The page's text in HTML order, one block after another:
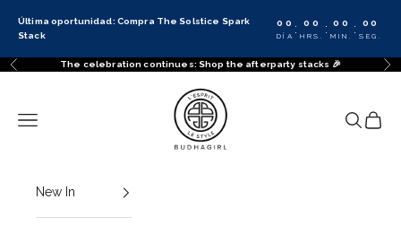
Última oportunidad: Compra The Solstice Spark
Stack
00
DÍA : 00
HRS. : 00
MIN. : 00
SEG.
Anterior The celebration continues: Shop the afterparty stacks 🎉
BuDhaGirl
Menú
Buscar
Cesta
New In